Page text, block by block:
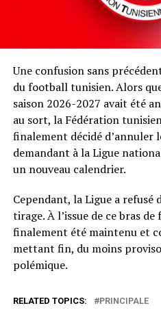
Une confusion sans
du football tunisien. Alors
saison 2026-2027 avait été
au sort, la Fédération
finalement décidé d’annuler
demandant à la Ligue
un nouveau calendrier.
Cependant, la Ligue a refusé
tirage. À l’issue de ce bras
finalement été maintenu et
mettant fin, du moins
polémique.
RELATED TOPICS: PRINCIPALE